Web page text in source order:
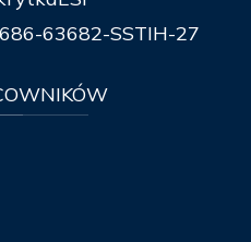
63682-SSTIH-27